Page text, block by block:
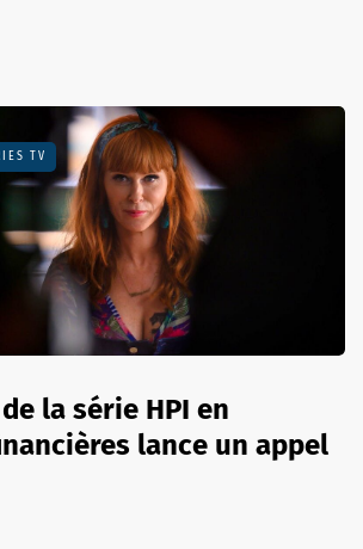
TV
la série HPI en
lance un appel